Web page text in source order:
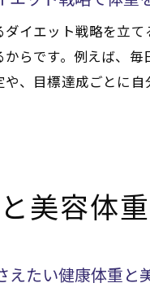
イエット戦略を立
らです。例えば、
、目標達成ごとに
美容体
えたい健康体重と